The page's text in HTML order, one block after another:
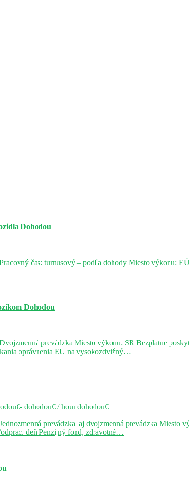
Dohodou
čas: turnusový – podľa dohody Miesto výkonu:
Dohodou
prevádzka Miesto výkonu: SR Bezplatne
oprávnenia EU na vysokozdvižný…
dohodou€ / hourdohodou€
prevádzka, aj dvojzmenná prevádzka
deň Penzijný fond, zdravotné…